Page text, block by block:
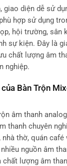
diện dễ sử
hợp sử dụng
hội trường, sân
sự kiện. Đây là
chất lượng âm
nghiệp.
Bàn Trộn
âm thanh
thanh chuyên
thờ, quán café
nguồn âm
lượng âm